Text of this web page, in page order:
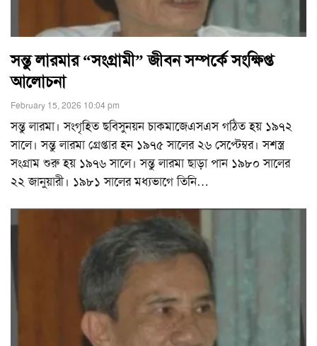
সন্তু লারমার “সংগ্রামী” জীবন সম্পর্কে সংক্ষিপ্ত
আলোচনা
February 15, 2026 10:04 pm
সন্তু লারমা। সংগৃহিত ছবিসুনয়ন চাকমাজেএসএস গঠিত হয় ১৯৭২
সালে। সন্তু লারমা গ্রেপ্তার হন ১৯৭৫ সালের ২৬ সেপ্টেম্বর। সশস্ত্র
সংগ্রাম শুরু হয় ১৯৭৬ সালে। সন্তু লারমা ছাড়া পান ১৯৮০ সালের
২২ জানুয়ারী। ১৯৮১ সালের মধ্যভাগে তিনি…